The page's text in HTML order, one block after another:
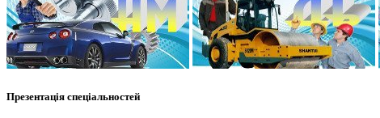
Презентація спеціальностей